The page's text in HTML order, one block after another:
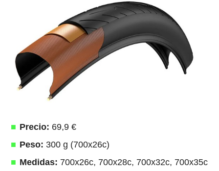
Precio: 69,9 €
Peso: 300 g (700x26c)
Medidas: 700x26c, 700x28c, 700x32c, 700x35c